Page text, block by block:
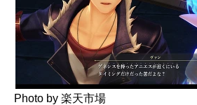
Photo by 楽天市場